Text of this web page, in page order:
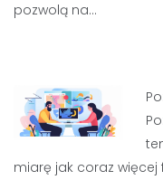
pozwolą na…
miarę jak coraz więcej